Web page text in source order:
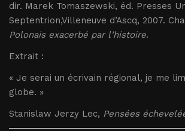
dir. Marek Tomaszewski, éd. Presses
Septentrion,Villeneuve d’Ascq, 2007.
Polonais exacerbé par l’histoire.
Extrait :
« Je serai un écrivain régional, je me
globe. »
Stanislaw Jerzy Lec, Pensées